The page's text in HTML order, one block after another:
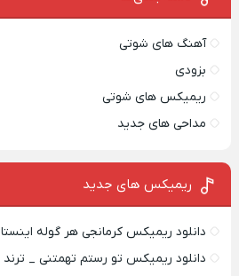
آهنگ های شوتی
بزودی
ریمیکس های شوتی
مداحی های جدید
ریمیکس‌ های جدید
دانلود ریمیکس کرمانجی هر گوله اینستا
دانلود ریمیکس تو رستم تهمتنی _ ترند